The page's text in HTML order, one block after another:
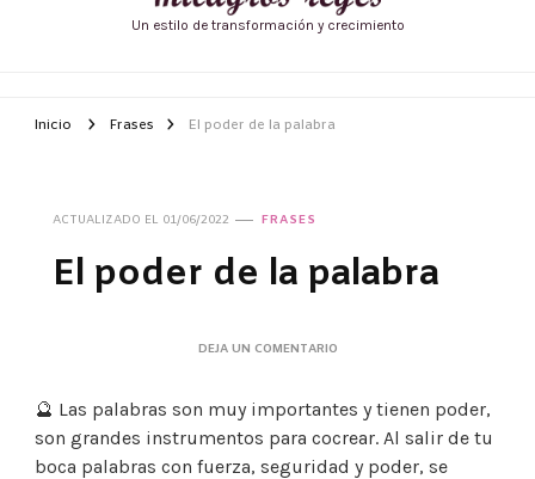
Un estilo de transformación y crecimiento
Inicio Frases El poder de la palabra
ACTUALIZADO EL 01/06/2022 FRASES
El poder de la palabra
DEJA UN COMENTARIOEN
DE
PALABRA
🔮 Las palabras son muy importantes y tienen poder,
son grandes instrumentos para cocrear. Al salir de tu
boca palabras con fuerza, seguridad y poder, se